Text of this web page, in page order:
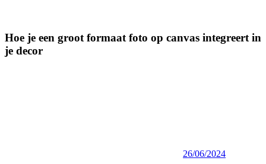
Hoe je een groot formaat foto op canvas integreert in
je decor
26/06/2024